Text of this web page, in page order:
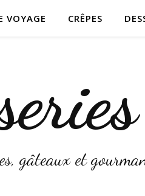
VOYAGE CRÊPES
gâteaux et